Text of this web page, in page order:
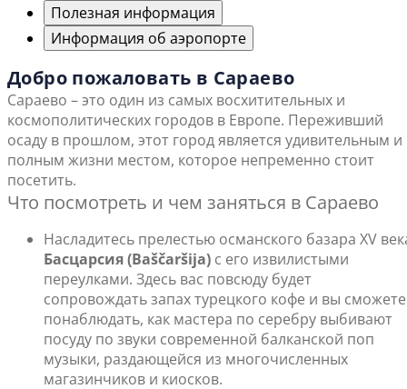
Полезная информация
Информация об аэропорте
Добро пожаловать в Сараево
Сараево – это один из самых восхитительных и
космополитических городов в Европе. Переживший
осаду в прошлом, этот город является удивительным и
полным жизни местом, которое непременно стоит
посетить.
Что посмотреть и чем заняться в Сараево
Насладитесь прелестью османского базара XV
Басцарсия (Baščaršija) с его извилистыми
переулками. Здесь вас повсюду будет
сопровождать запах турецкого кофе и вы сможете
понаблюдать, как мастера по серебру выбивают
посуду по звуки современной балканской поп
музыки, раздающейся из многочисленных
магазинчиков и киосков.